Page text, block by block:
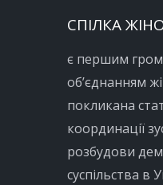
СПІЛКА
є першим
об’єднанням
покликана
координації
розбудови
суспільства в